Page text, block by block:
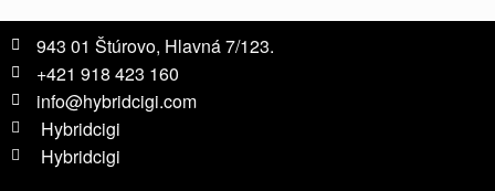
943 01 Štúrovo, Hlavná 7/123.
+421 918 423 160
info@hybridcigi.com
Hybridcigi
Hybridcigi